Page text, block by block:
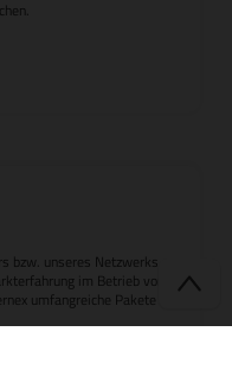
bzw. unseres Netzwerks
im Betrieb von
umfangreiche Pakete